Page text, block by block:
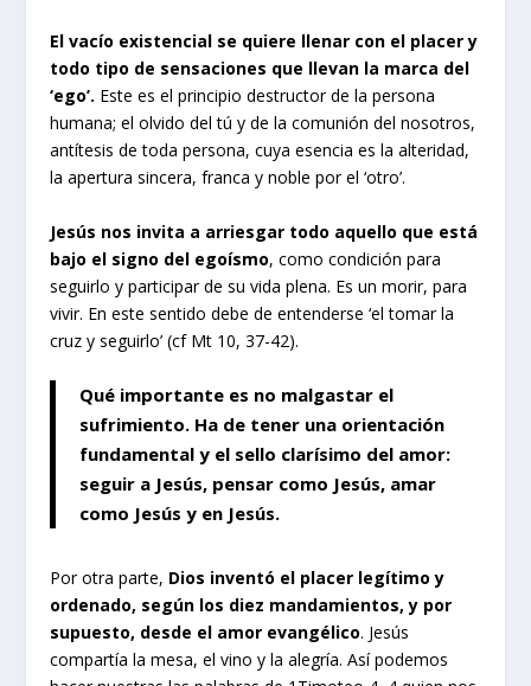
El vacío existencial se quiere llenar con el placer y
todo tipo de sensaciones que llevan la marca del
‘ego’. Este es el principio destructor de la persona
humana; el olvido del tú y de la comunión del nosotros,
antítesis de toda persona, cuya esencia es la alteridad,
la apertura sincera, franca y noble por el ‘otro’.
Jesús nos invita a arriesgar todo aquello que está
bajo el signo del egoísmo, como condición para
seguirlo y participar de su vida plena. Es un morir, para
vivir. En este sentido debe de entenderse ‘el tomar la
cruz y seguirlo’ (cf Mt 10, 37-42).
Qué importante es no malgastar el
sufrimiento. Ha de tener una orientación
fundamental y el sello clarísimo del amor:
seguir a Jesús, pensar como Jesús, amar
como Jesús y en Jesús.
Por otra parte, Dios inventó el placer legítimo y
ordenado, según los diez mandamientos, y por
supuesto, desde el amor evangélico. Jesús
compartía la mesa, el vino y la alegría. Así podemos